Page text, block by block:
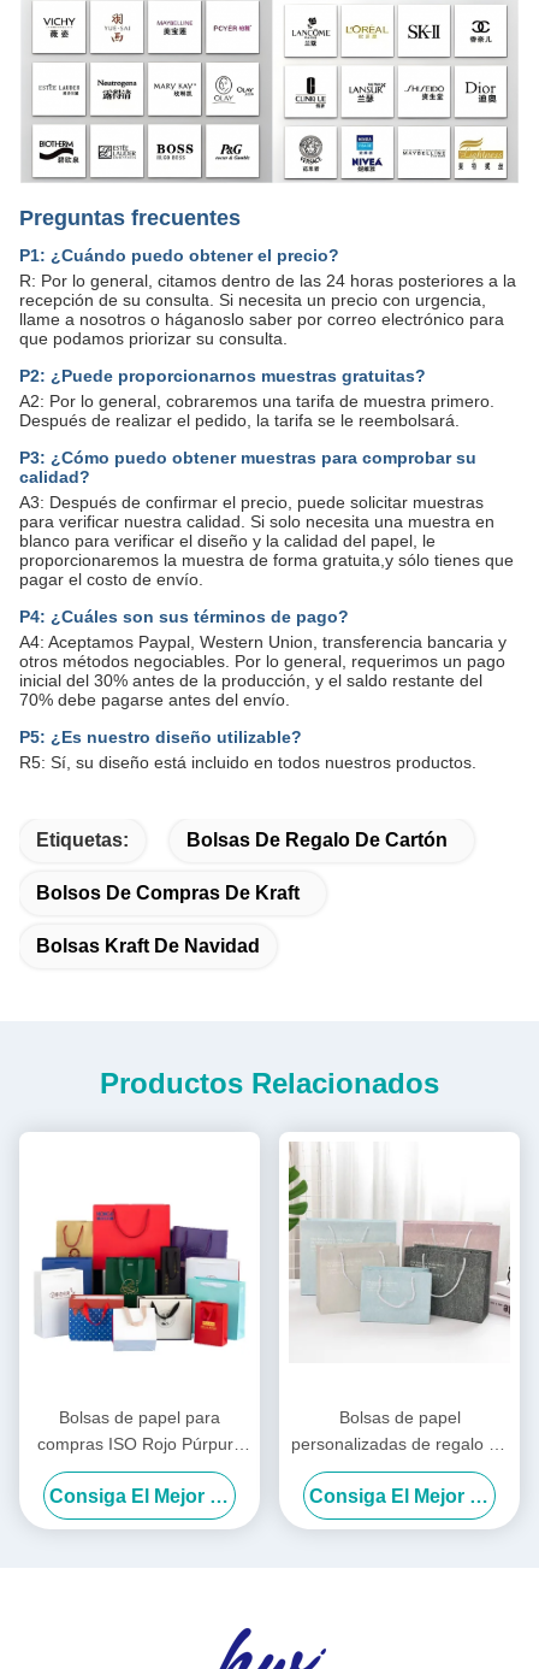
Preguntas frecuentes
P1: ¿Cuándo puedo obtener el precio?
R: Por lo general, citamos dentro de las 24 horas posteriores a la
recepción de su consulta. Si necesita un precio con urgencia,
llame a nosotros o háganoslo saber por correo electrónico para
que podamos priorizar su consulta.
P2: ¿Puede proporcionarnos muestras gratuitas?
A2: Por lo general, cobraremos una tarifa de muestra primero.
Después de realizar el pedido, la tarifa se le reembolsará.
P3: ¿Cómo puedo obtener muestras para comprobar su
calidad?
A3: Después de confirmar el precio, puede solicitar muestras
para verificar nuestra calidad. Si solo necesita una muestra en
blanco para verificar el diseño y la calidad del papel, le
proporcionaremos la muestra de forma gratuita,y sólo tienes que
pagar el costo de envío.
P4: ¿Cuáles son sus términos de pago?
A4: Aceptamos Paypal, Western Union, transferencia bancaria y
otros métodos negociables. Por lo general, requerimos un pago
inicial del 30% antes de la producción, y el saldo restante del
70% debe pagarse antes del envío.
P5: ¿Es nuestro diseño utilizable?
R5: Sí, su diseño está incluido en todos nuestros productos.
Etiquetas: Bolsas De Regalo De Cartón
Bolsos De Compras De Kraft
Bolsas Kraft De Navidad
Productos Relacionados
Bolsas de papel para
compras ISO Rojo Púrpura
Ropa Bolsas de compras
Logotipo Personalizado
Consiga El Mejor Precio
Bolsas de papel
personalizadas de regalo de
mano Bolsas de regalo de
cumpleaños de estilo INS
Consiga El Mejor Precio